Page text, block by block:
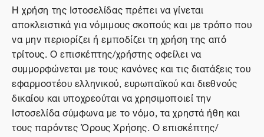
Η χρήση της Ιστοσελίδας πρέπει να γίνεται
αποκλειστικά για νόμιμους σκοπούς και με τρόπο που
να μην περιορίζει ή εμποδίζει τη χρήση της από
τρίτους. Ο επισκέπτης/χρήστης οφείλει να
συμμορφώνεται με τους κανόνες και τις διατάξεις του
εφαρμοστέου ελληνικού, ευρωπαϊκού και διεθνούς
δικαίου και υποχρεούται να χρησιμοποιεί την
Ιστοσελίδα σύμφωνα με το νόμο, τα χρηστά ήθη και
τους παρόντες Όρους Χρήσης. Ο επισκέπτης/